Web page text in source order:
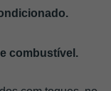
combustível.